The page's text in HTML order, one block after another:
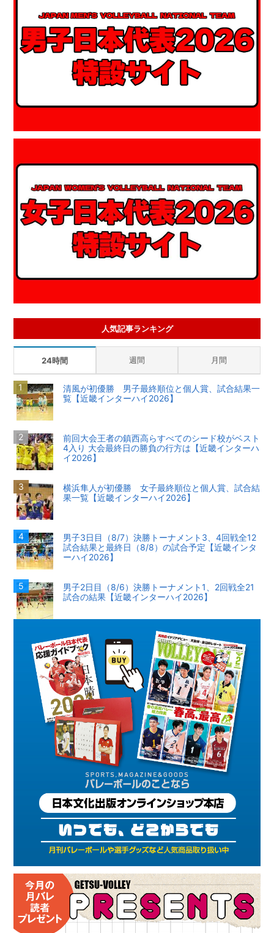
人気記事ランキング
24時間 週間 月間
清風が初優勝 男子最終順位と個人賞、試合結果一
覧【近畿インターハイ2026】
前回大会王者の鎮西高らすべてのシード校がベスト
4入り 大会最終日の勝負の行方は【近畿インターハ
イ2026】
横浜隼人が初優勝 女子最終順位と個人賞、試合結
果一覧【近畿インターハイ2026】
男子3日目（8/7）決勝トーナメント3、4回戦全12
試合結果と最終日（8/8）の試合予定【近畿インタ
ーハイ2026】
男子2日目（8/6）決勝トーナメント1、2回戦全21
試合の結果【近畿インターハイ2026】